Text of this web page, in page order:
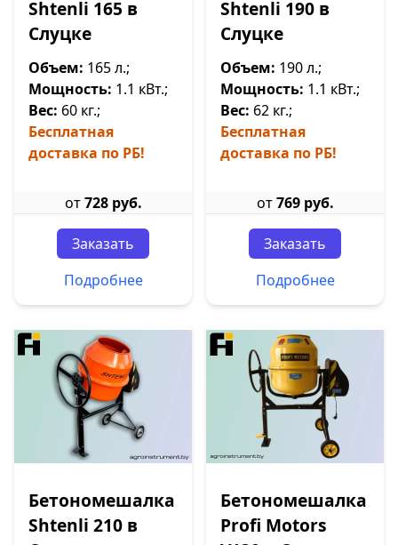
Shtenli 165 в
Слуцке
Объем: 165 л.;
Мощность: 1.1 кВт.;
Вес: 60 кг.;
Бесплатная
доставка по РБ!
от728 руб.
Заказать
Подробнее
Shtenli 190 в
Слуцке
Объем: 190 л.;
Мощность: 1.1 кВт.;
Вес: 62 кг.;
Бесплатная
доставка по РБ!
от769 руб.
Заказать
Подробнее
Бетономешалка
Shtenli 210 в
Бетономешалка
Profi Motors